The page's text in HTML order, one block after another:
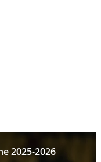
2025-2026